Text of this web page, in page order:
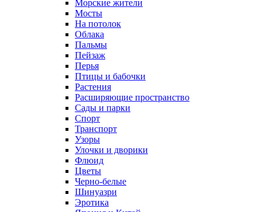
Морские жители
Мосты
На потолок
Облака
Пальмы
Пейзаж
Перья
Птицы и бабочки
Растения
Расширяющие пространство
Сады и парки
Спорт
Транспорт
Узоры
Улочки и дворики
Флюид
Цветы
Черно-белые
Шинуазри
Эротика